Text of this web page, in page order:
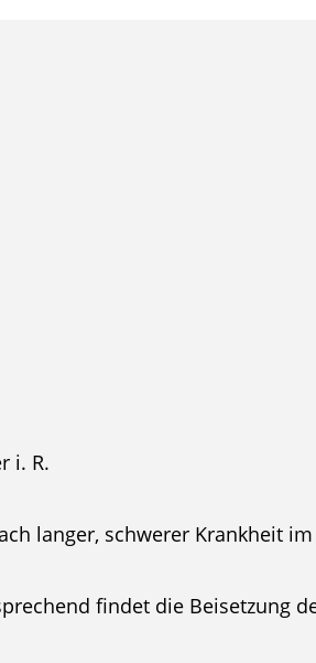
R.
langer, schwerer Krankheit
findet die Beisetzung